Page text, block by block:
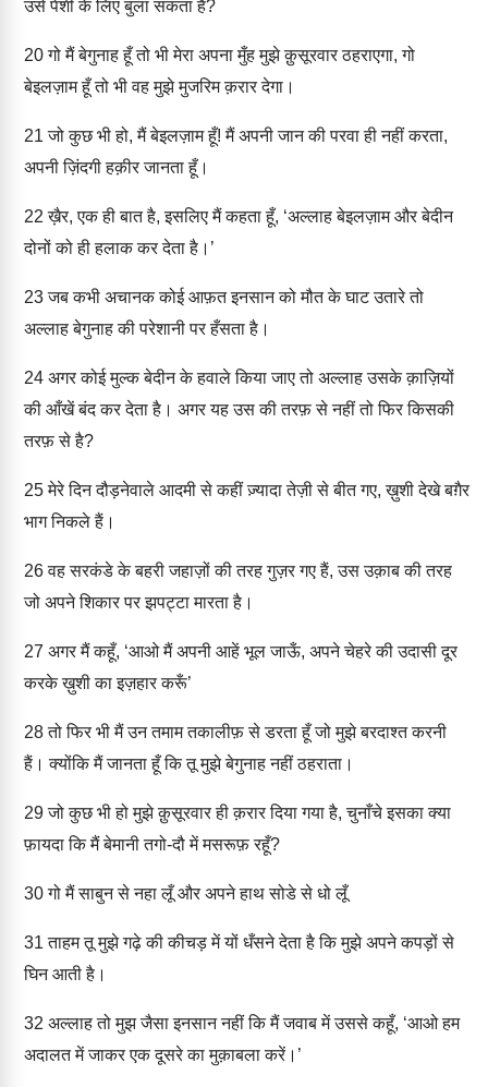
उसे पेशी के लिए बुला सकता है?
20गो मैं बेगुनाह हूँ तो भी मेरा अपना मुँह मुझे क़ुसूरवार ठहराएगा, गो
बेइलज़ाम हूँ तो भी वह मुझे मुजरिम क़रार देगा।
21 जो कुछ भी हो, मैं बेइलज़ाम हूँ! मैं अपनी जान की परवा ही नहीं करता,
अपनी ज़िंदगी हक़ीर जानता हूँ।
22 ख़ैर, एक ही बात है, इसलिए मैं कहता हूँ, ‘अल्लाह बेइलज़ाम और बेदीन
दोनों को ही हलाक कर देता है।’
23जब कभी अचानक कोई आफ़त इनसान को मौत के घाट उतारे तो
अल्लाह बेगुनाह की परेशानी पर हँसता है।
24 अगर कोई मुल्क बेदीन के हवाले किया जाए तो अल्लाह उसके क़ाज़ियों
की आँखें बंद कर देता है। अगर यह उस की तरफ़ से नहीं तो फिर किसकी
तरफ़ से है?
25मेरे दिन दौड़नेवाले आदमी से कहीं ज़्यादा तेज़ी से बीत गए, ख़ुशी देखे बग़ैर
भाग निकले हैं।
26वह सरकंडे के बहरी जहाज़ों की तरह गुज़र गए हैं, उस उक़ाब की तरह
जो अपने शिकार पर झपट्टा मारता है।
27 अगर मैं कहूँ, ‘आओ मैं अपनी आहें भूल जाऊँ, अपने चेहरे की उदासी दूर
करके ख़ुशी का इज़हार करूँ’
28तो फिर भी मैं उन तमाम तकालीफ़ से डरता हूँ जो मुझे बरदाश्त करनी
हैं। क्योंकि मैं जानता हूँ कि तू मुझे बेगुनाह नहीं ठहराता।
29जो कुछ भी हो मुझे क़ुसूरवार ही क़रार दिया गया है, चुनाँचे इसका क्या
फ़ायदा कि मैं बेमानी तगो-दौ में मसरूफ़ रहूँ?
30गो मैं साबुन से नहा लूँ और अपने हाथ सोडे से धो लूँ
31 ताहम तू मुझे गढ़े की कीचड़ में यों धँसने देता है कि मुझे अपने कपड़ों से
घिन आती है।
32 अल्लाह तो मुझ जैसा इनसान नहीं कि मैं जवाब में उससे कहूँ, ‘आओ हम
अदालत में जाकर एक दूसरे का मुक़ाबला करें।’